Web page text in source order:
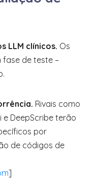
LLM clínicos. Os
fase de teste –
Rivais como
e DeepScribe terão
por
de códigos de
]